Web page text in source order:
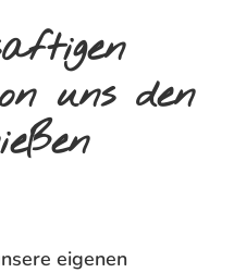
uns den
eigenen